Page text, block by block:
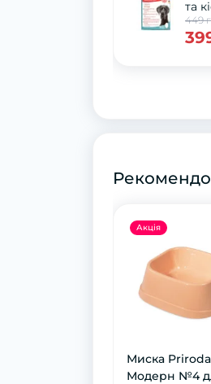
та
449
Акція
Миска Priroda
Модерн №4